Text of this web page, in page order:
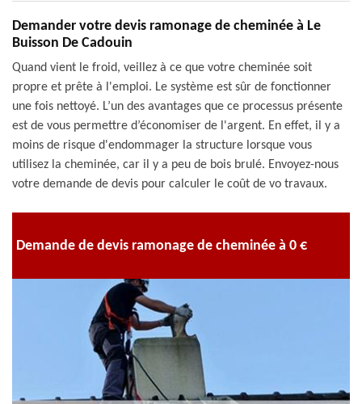
Demander votre devis ramonage de cheminée à Le
Buisson De Cadouin
Quand vient le froid, veillez à ce que votre cheminée soit
propre et prête à l'emploi. Le système est sûr de fonctionner
une fois nettoyé. L’un des avantages que ce processus présente
est de vous permettre d’économiser de l'argent. En effet, il y a
moins de risque d'endommager la structure lorsque vous
utilisez la cheminée, car il y a peu de bois brulé. Envoyez-nous
votre demande de devis pour calculer le coût de vo travaux.
Demande de devis ramonage de cheminée à 0 €